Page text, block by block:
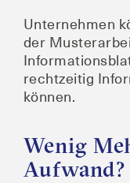
Unter­neh­men
der
recht­zei­tig
können.
Wenig
Aufwand?